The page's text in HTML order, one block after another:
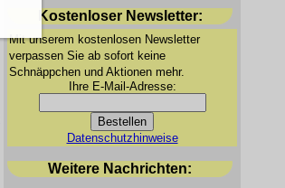
Kostenloser Newsletter:
Mit unserem kostenlosen Newsletter
verpassen Sie ab sofort keine
Schnäppchen und Aktionen mehr.
Ihre E-Mail-Adresse:
Datenschutzhinweise
Weitere Nachrichten: